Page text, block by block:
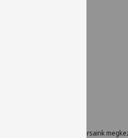
címre. Ezt követően munkatársaink